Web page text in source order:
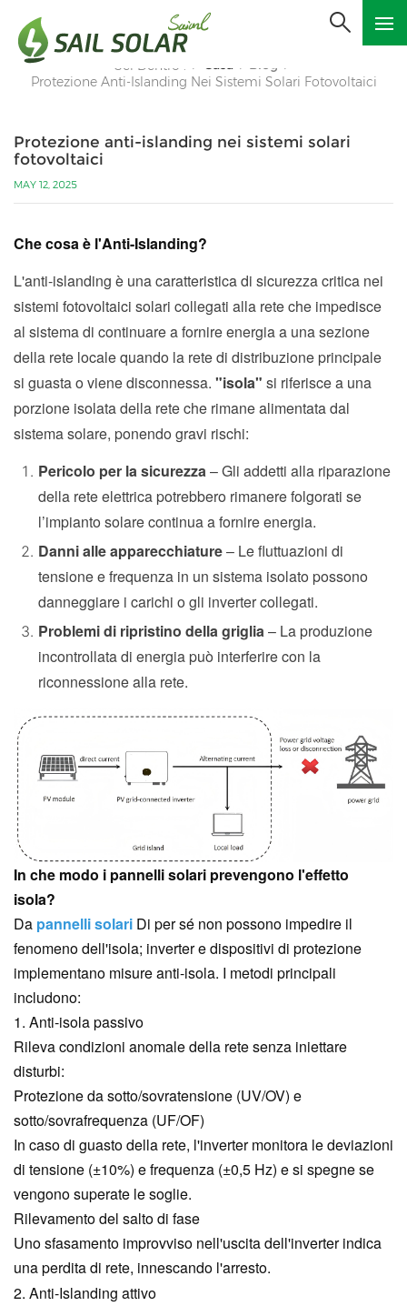
Sei Dentro : Casa Blog
Protezione Anti-Islanding Nei Sistemi Solari Fotovoltaici
Protezione anti-islanding nei sistemi solari
fotovoltaici
MAY 12, 2025
Che cosa è l'Anti-Islanding?
L'anti-islanding è una caratteristica di sicurezza critica nei
sistemi fotovoltaici solari collegati alla rete che impedisce
al sistema di continuare a fornire energia a una sezione
della rete locale quando la rete di distribuzione principale
si guasta o viene disconnessa. "isola" si riferisce a una
porzione isolata della rete che rimane alimentata dal
sistema solare, ponendo gravi rischi:
Pericolo per la sicurezza– Gli addetti alla riparazione
della rete elettrica potrebbero rimanere folgorati se
l’impianto solare continua a fornire energia.
Danni alle apparecchiature– Le fluttuazioni di
tensione e frequenza in un sistema isolato possono
danneggiare i carichi o gli inverter collegati.
Problemi di ripristino della griglia– La produzione
incontrollata di energia può interferire con la
riconnessione alla rete.
In che modo i pannelli solari prevengono l'effetto
isola?
Da pannelli solari Di per sé non possono impedire il
fenomeno dell'isola; inverter e dispositivi di protezione
implementano misure anti-isola. I metodi principali
includono:
1. Anti-isola passivo
Rileva condizioni anomale della rete senza iniettare
disturbi:
Protezione da sotto/sovratensione (UV/OV) e
sotto/sovrafrequenza (UF/OF)
In caso di guasto della rete, l'inverter monitora le deviazioni
di tensione (±10%) e frequenza (±0,5 Hz) e si spegne se
vengono superate le soglie.
Rilevamento del salto di fase
Uno sfasamento improvviso nell'uscita dell'inverter indica
una perdita di rete, innescando l'arresto.
2. Anti-Islanding attivo